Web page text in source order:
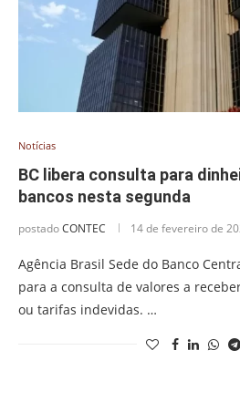
Notícias
BC libera consulta para
bancos nesta segunda
postadoCONTEC 14 de fevereiro de
Agência Brasil Sede do Banco
para a consulta de valores a
ou tarifas indevidas. …